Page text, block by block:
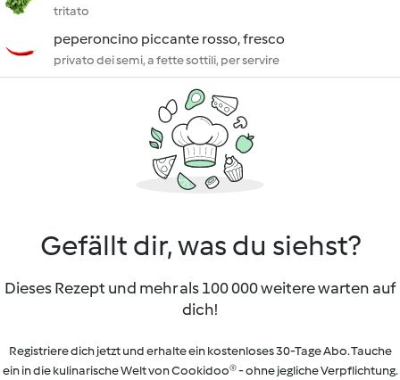
tritato
peperoncino piccante rosso, fresco
privato dei semi, a fette sottili, per servire
Gefällt dir, was du siehst?
Dieses Rezept und mehr als 100 000 weitere warten auf
dich!
Registriere dich jetzt und erhalte ein kostenloses 30-Tage Abo. Tauche
ein in die kulinarische Welt von Cookidoo® - ohne jegliche Verpflichtung.